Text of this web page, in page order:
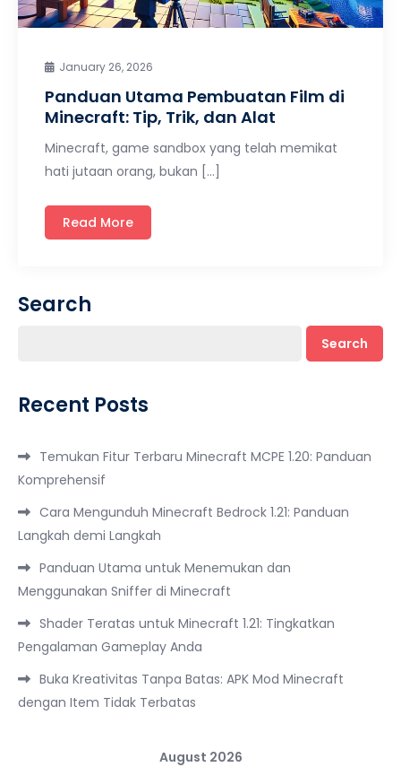
January 26, 2026
Panduan Utama Pembuatan Film di
Minecraft: Tip, Trik, dan Alat
Minecraft, game sandbox yang telah memikat
hati jutaan orang, bukan […]
Read More
Search
Search
Recent Posts
Temukan Fitur Terbaru Minecraft MCPE 1.20: Panduan
Komprehensif
Cara Mengunduh Minecraft Bedrock 1.21: Panduan
Langkah demi Langkah
Panduan Utama untuk Menemukan dan
Menggunakan Sniffer di Minecraft
Shader Teratas untuk Minecraft 1.21: Tingkatkan
Pengalaman Gameplay Anda
Buka Kreativitas Tanpa Batas: APK Mod Minecraft
dengan Item Tidak Terbatas
August 2026